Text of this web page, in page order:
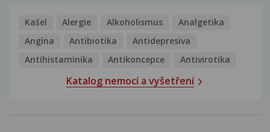
Kašel Alergie Alkoholismus
Analgetika
Angína
Antibiotika
Antidepresiva
Antihistaminika
Antikoncepce Antivirotika
Katalog nemocí a vyšetření